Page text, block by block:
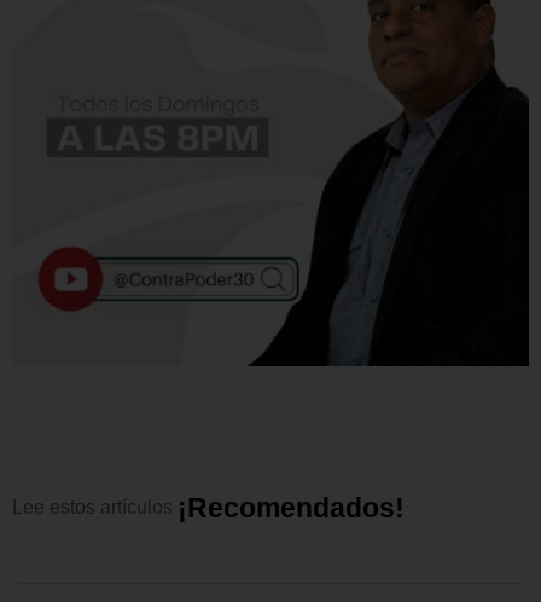
Lee estos artículos ¡Recomendados!